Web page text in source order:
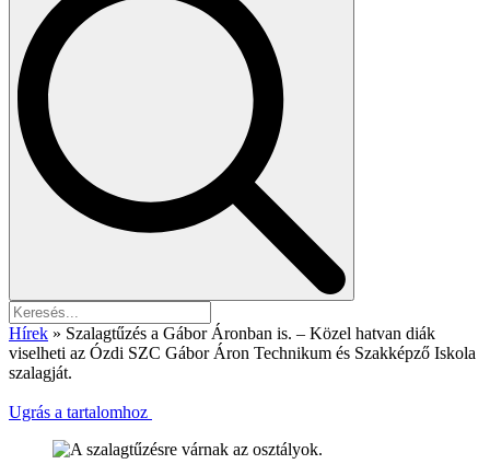
Hírek » Szalagtűzés a Gábor Áronban is. – Közel hatvan diák
viselheti az Ózdi SZC Gábor Áron Technikum és Szakképző Iskola
szalagját.
Ugrás a tartalomhoz